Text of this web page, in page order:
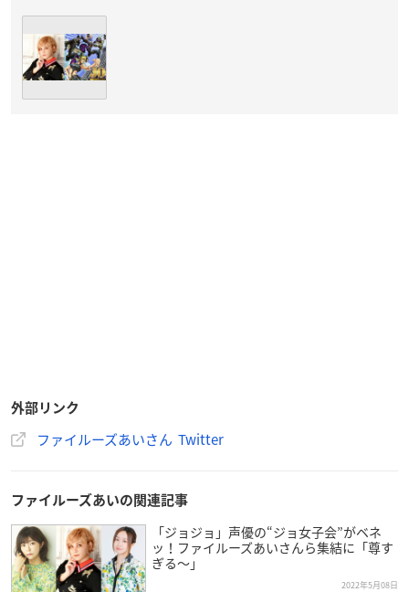
外部リンク
ファイルーズあいさん Twitter
ファイルーズあいの関連記事
「ジョジョ」声優の“ジョ女子会”がベネ
ッ！ファイルーズあいさんら集結に「尊す
ぎる〜」
2022年5月08日